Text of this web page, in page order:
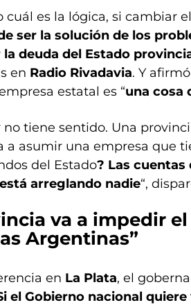
cuál es la lógica, si cambiar
ser la solución de los
deuda del Estado
en Radio Rivadavia. Y
estatal es “una cosa
no tiene sentido. Una
a asumir una empresa que
del Estado? Las cuentas
arreglando nadie“,
va a impedir
Argentinas”
en La Plata, el
el Gobierno nacional